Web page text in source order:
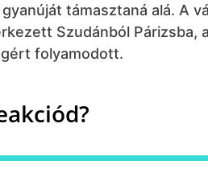
támasztaná alá. A
Szudánból Párizsba,
folyamodott.